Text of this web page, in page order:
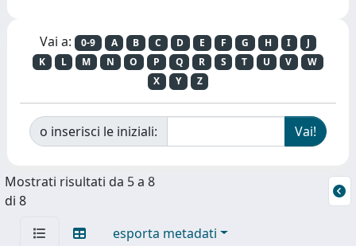
Vai a: 0-9 A B C D E F G H I
J
K
L M N O P Q R S T U V
W
X
Y Z
o inserisci le iniziali:
Mostrati risultati da 5 a 8
di 8
esporta metadati